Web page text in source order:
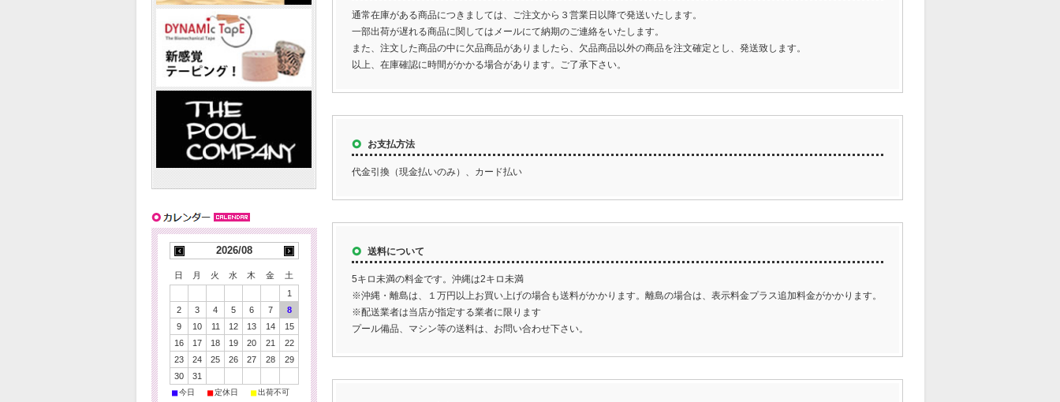
通常在庫がある商品につきましては、ご注文から３営業日以降で発送いたします。
一部出荷が遅れる商品に関してはメールにて納期のご連絡をいたします。
また、注文した商品の中に欠品商品がありましたら、欠品商品以外の商品を注文確定とし、発送致します。
以上、在庫確認に時間がかかる場合があります。ご了承下さい。
お支払方法
代金引換（現金払いのみ）、カード払い
送料について
5キロ未満の料金です。沖縄は2キロ未満
※沖縄・離島は、１万円以上お買い上げの場合も送料がかかります。離島の場合は、表示料金プラス追加料金がかかります。
※配送業者は当店が指定する業者に限ります
プール備品、マシン等の送料は、お問い合わせ下さい。
2026/08
日 月 火 水 木 金
土
1
2
3 4 5 6 7
8
9
10 11 12 13 14
15
16
17 18 19 20 21
22
23
24 25 26 27 28
29
30
31
■ 今日 ■ 定休日 ■ 出荷不可